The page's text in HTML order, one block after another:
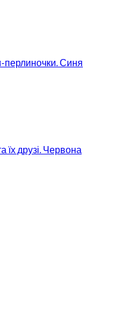
перлиночки. Синя
їх друзі. Червона